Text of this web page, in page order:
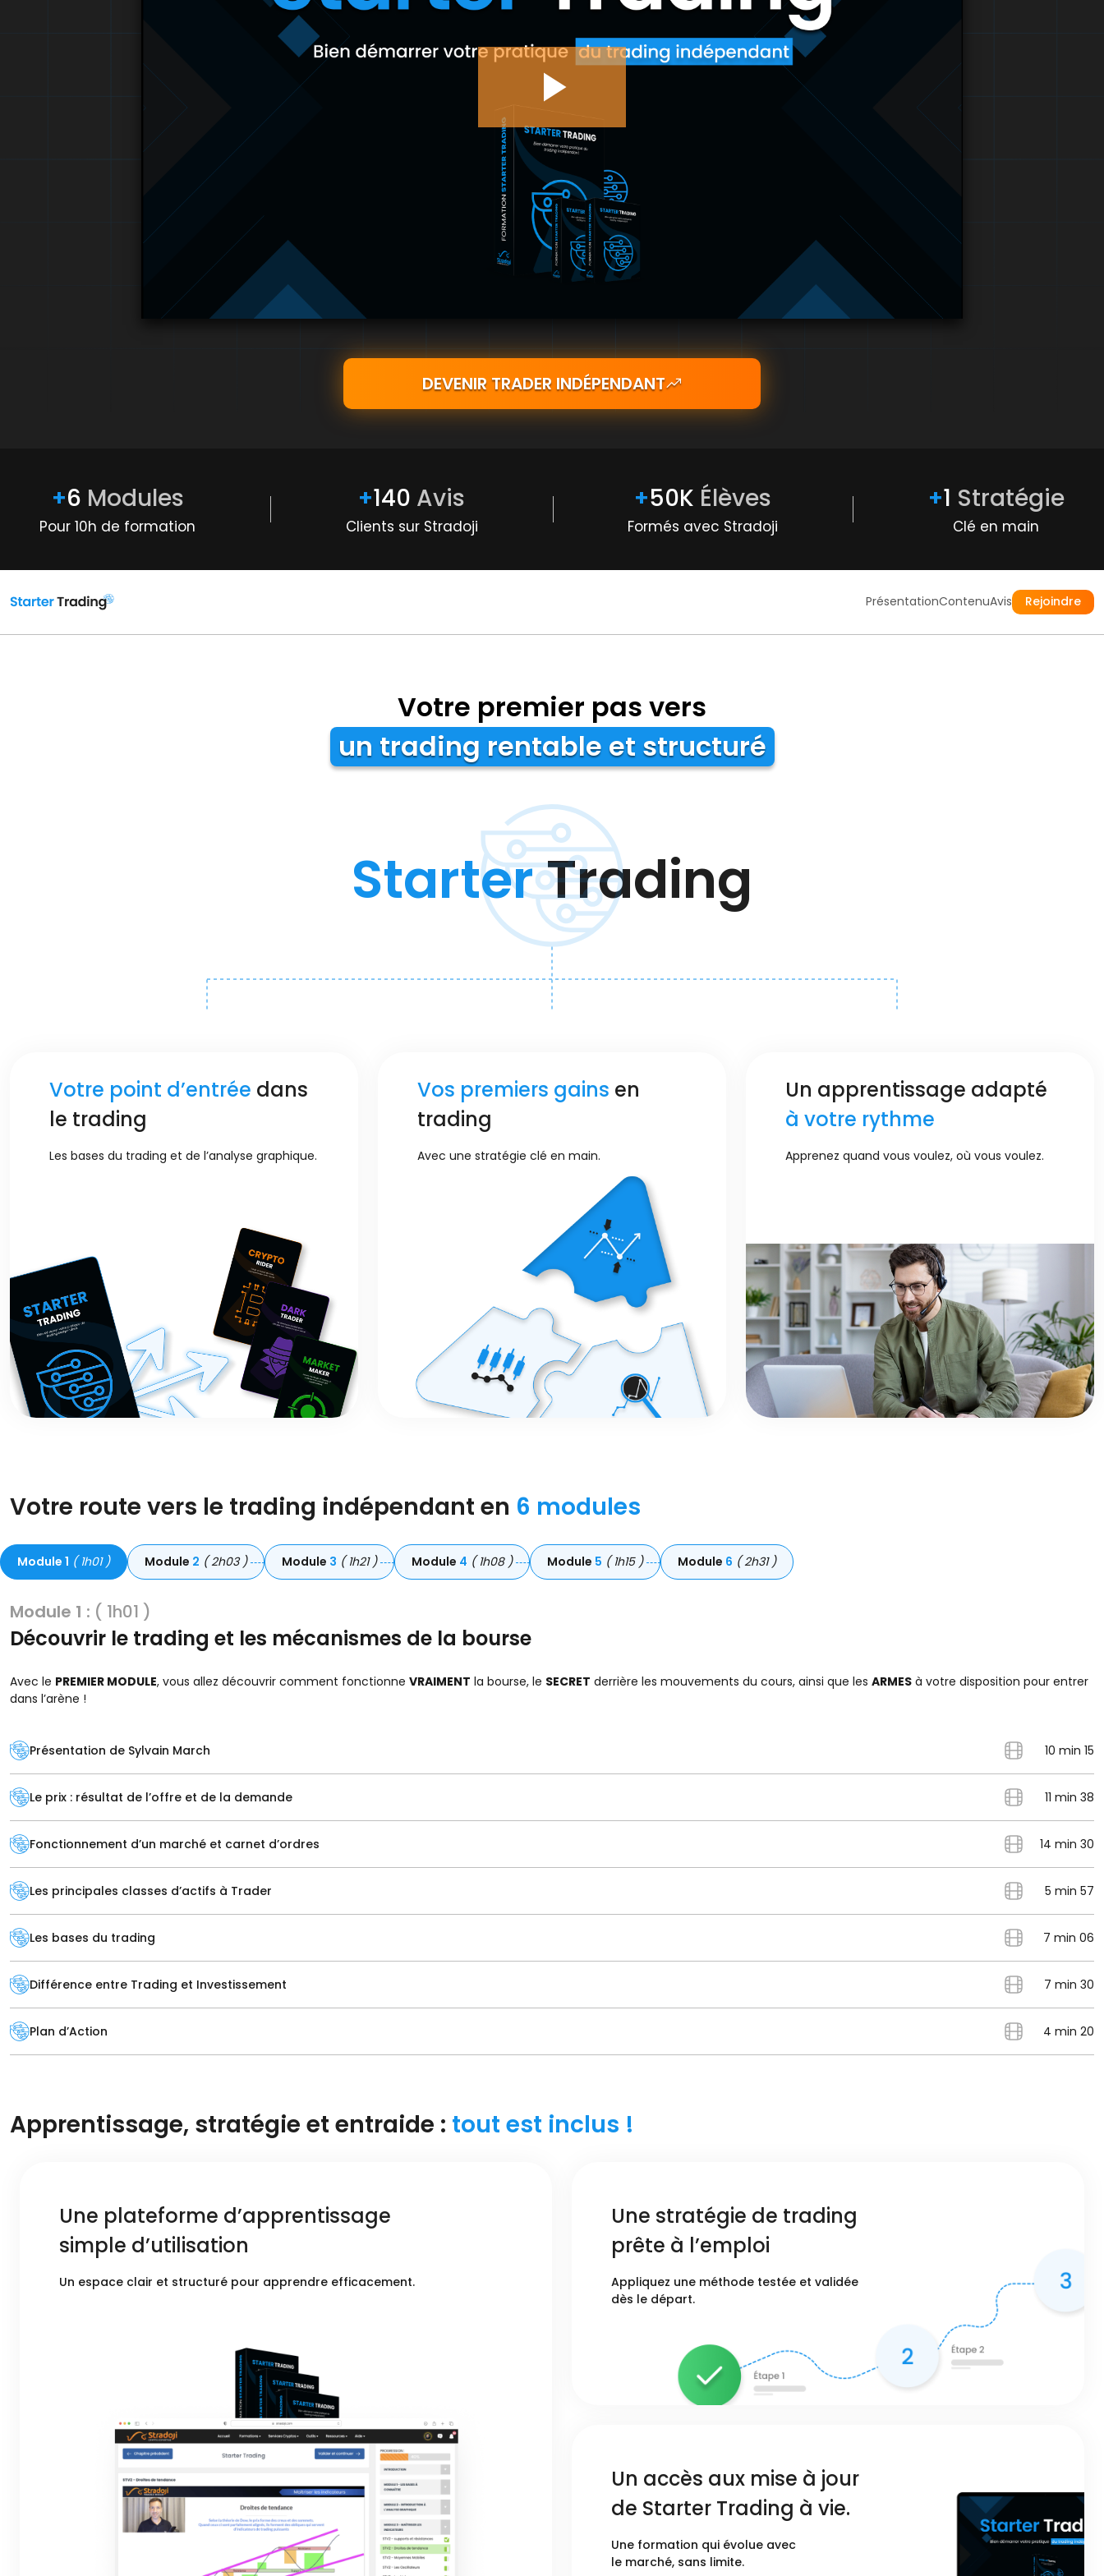
Play
Video
DEVENIR TRADER INDÉPENDANT
+6 Modules
Pour 10h de formation
+140 Avis
Clients sur Stradoji
+50K Élèves
Formés avec Stradoji
+1 Stratégie
Clé en main
PrésentationContenuAvis Rejoindre
Votre premier pas vers
un trading rentable et structuré
StarterTrading
Votre point d’entrée dans
le trading
Les bases du trading et de l’analyse graphique.
Vos premiers gains en
trading
Avec une stratégie clé en main.
Un apprentissage adapté
à votre rythme
Apprenez quand vous voulez, où vous voulez.
Votre route vers le trading indépendant en 6 modules
Module 1 ( 1h01 ) Module 2 ( 2h03 ) Module 3 ( 1h21 ) Module 4 ( 1h08 ) Module 5 ( 1h15 ) Module 6 ( 2h31 )
Module 1 : ( 1h01 )
Découvrir le trading et les mécanismes de la bourse
Avec le PREMIER MODULE, vous allez découvrir comment fonctionne VRAIMENT la bourse, le SECRET derrière les mouvements du cours, ainsi que les ARMES à votre disposition pour entrer
dans l’arène !
Présentation de Sylvain March 10 min 15
Le prix : résultat de l’offre et de la demande 11 min 38
Fonctionnement d’un marché et carnet d’ordres 14 min 30
Les principales classes d’actifs à Trader 5 min 57
Les bases du trading 7 min 06
Différence entre Trading et Investissement 7 min 30
Plan d’Action 4 min 20
Apprentissage, stratégie et entraide : tout est inclus !
Une plateforme d’apprentissage
simple d’utilisation
Un espace clair et structuré pour apprendre efficacement.
Une stratégie de trading
prête à l’emploi
Appliquez une méthode testée et validée
dès le départ.
Un accès aux mise à jour
de Starter Trading à vie.
Une formation qui évolue avec
le marché, sans limite.